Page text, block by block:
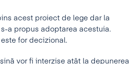
acest proiect de lege dar la
a propus adoptarea acestuia.
for decizional.
vor fi interzise atât la depunerea